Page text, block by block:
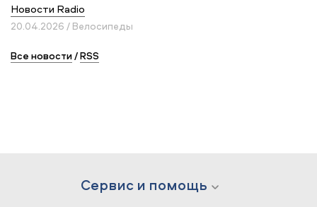
Новости Radio
20.04.2026 / Велосипеды
Все новости/RSS
Сервис и помощь